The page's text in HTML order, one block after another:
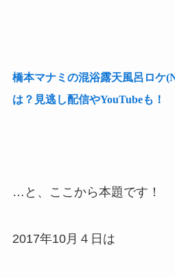
橋本マナミの混浴露天風呂ロケ
は？見逃し配信やYouTubeも！
…と、ここから本題です！
2017年10月４日は